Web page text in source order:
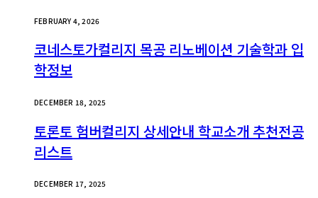
FEBRUARY 4, 2026
코네스토가컬리지 목공 리노베이션 기술학과 입
학정보
DECEMBER 18, 2025
토론토 험버컬리지 상세안내 학교소개 추천전공
리스트
DECEMBER 17, 2025